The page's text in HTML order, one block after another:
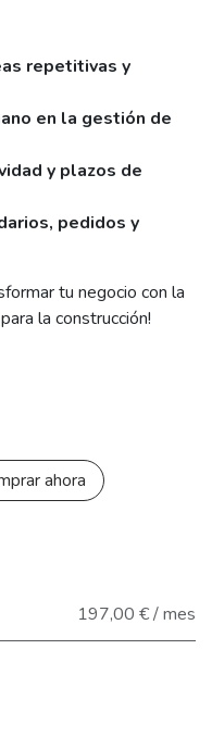
repetitivas y
en la gestión de
y plazos de
pedidos y
tu negocio con la
la construcción!
ahora
197,00 € / mes